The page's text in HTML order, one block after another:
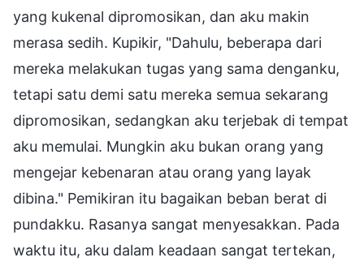
yang kukenal dipromosikan, dan aku makin
merasa sedih. Kupikir, "Dahulu, beberapa dari
mereka melakukan tugas yang sama denganku,
tetapi satu demi satu mereka semua sekarang
dipromosikan, sedangkan aku terjebak di tempat
aku memulai. Mungkin aku bukan orang yang
mengejar kebenaran atau orang yang layak
dibina." Pemikiran itu bagaikan beban berat di
pundakku. Rasanya sangat menyesakkan. Pada
waktu itu, aku dalam keadaan sangat tertekan,